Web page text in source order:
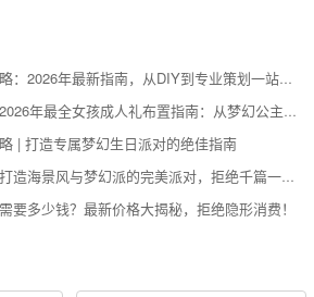
：2026年最新指南，从DIY到专业策划一站搞定
成人礼布置指南：从梦幻公主风到酷飒个性范，打造专属她的成年盛典
| 打造专属梦幻生日派对的绝佳指南
海景风与梦幻派的完美派对，拒绝千篇一律！
要多少钱？最新价格大揭秘，拒绝隐形消费！